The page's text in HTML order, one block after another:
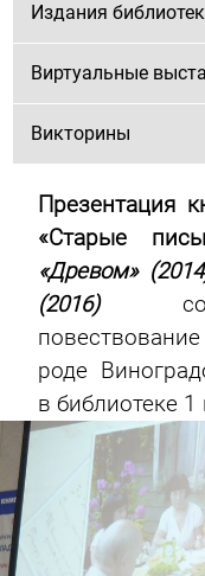
Издания
Виртуальные
Викторины
Презентация
«Старые
«Древом»
(2016)
роде
в библиотеке 1